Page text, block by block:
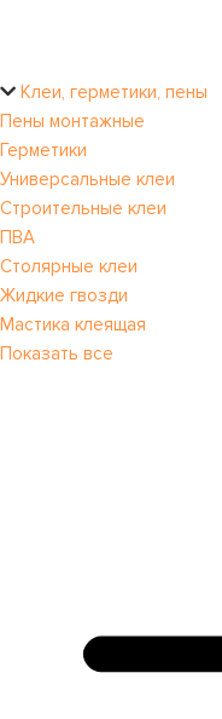
Клеи, герметики, пены
Пены монтажные
Герметики
Универсальные клеи
Строительные клеи
ПВА
Столярные клеи
Жидкие гвозди
Мастика клеящая
Показать все